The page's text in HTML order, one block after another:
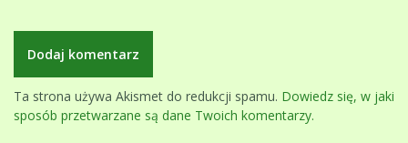
Ta strona używa Akismet do redukcji spamu. Dowiedz się, w jaki
sposób przetwarzane są dane Twoich komentarzy.